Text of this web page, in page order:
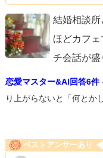
結婚相談所
ほどカフ
チ会話が盛
恋愛マスター&AI回答6件
り上がらないと「何とか
ベストアンサーあり